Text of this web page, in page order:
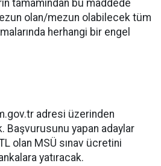
tamamından bu maddede
olan/mezun olabilecek tüm
herhangi bir engel
adresi üzerinden
Başvurusunu yapan adaylar
olan MSÜ sınav ücretini
yatıracak.